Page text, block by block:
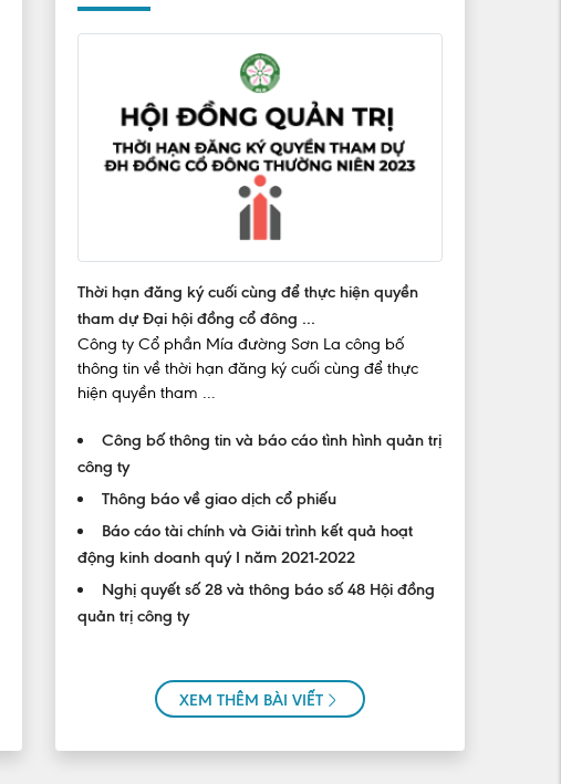
Thời hạn đăng ký cuối cùng để thực hiện quyền
tham dự Đại hội đồng cổ đông ...
Công ty Cổ phần Mía đường Sơn La công bố
thông tin về thời hạn đăng ký cuối cùng để thực
hiện quyền tham ...
Công bố thông tin và báo cáo tình hình quản trị
công ty
Thông báo về giao dịch cổ phiếu
Báo cáo tài chính và Giải trình kết quả hoạt
động kinh doanh quý I năm 2021-2022
Nghị quyết số 28 và thông báo số 48 Hội đồng
quản trị công ty
XEM THÊM BÀI VIẾT